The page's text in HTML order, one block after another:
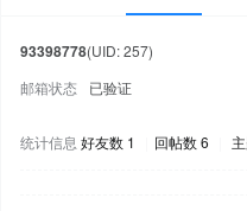
93398778(UID: 257)
邮箱状态
已验证
统计信息 好友数 1 回帖数 6